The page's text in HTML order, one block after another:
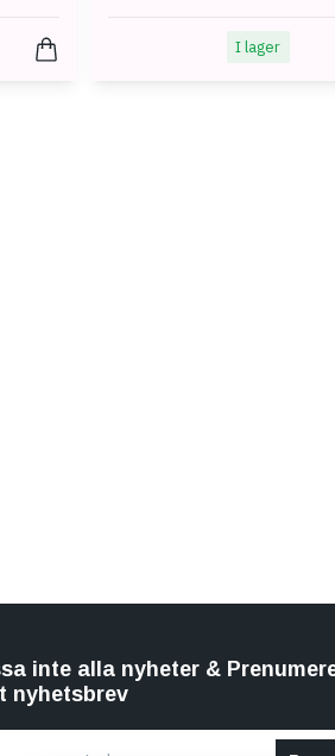
I lager
inte alla nyheter &
nyhetsbrev